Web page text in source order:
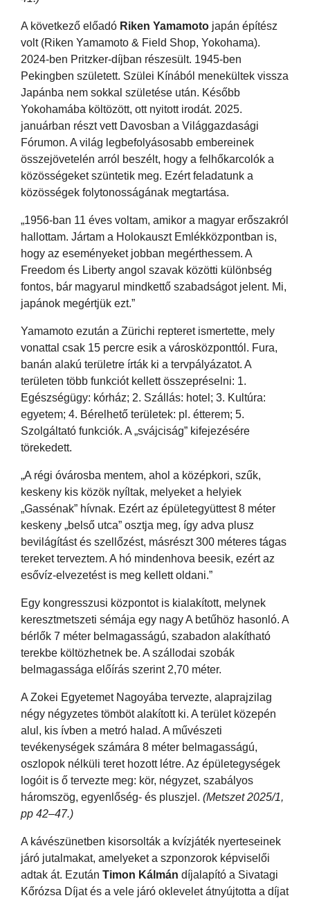
A következő előadó Riken Yamamoto japán építész
volt (Riken Yamamoto & Field Shop, Yokohama).
2024-ben Pritzker-díjban részesült. 1945-ben
Pekingben született. Szülei Kínából menekültek vissza
Japánba nem sokkal születése után. Később
Yokohamába költözött, ott nyitott irodát. 2025.
januárban részt vett Davosban a Világgazdasági
Fórumon. A világ legbefolyásosabb embereinek
összejövetelén arról beszélt, hogy a felhőkarcolók a
közösségeket szüntetik meg. Ezért feladatunk a
közösségek folytonosságának megtartása.
„1956-ban 11 éves voltam, amikor a magyar erőszakról
hallottam. Jártam a Holokauszt Emlékközpontban is,
hogy az eseményeket jobban megérthessem. A
Freedom és Liberty angol szavak közötti különbség
fontos, bár magyarul mindkettő szabadságot jelent. Mi,
japánok megértjük ezt.”
Yamamoto ezután a Zürichi repteret ismertette, mely
vonattal csak 15 percre esik a városközponttól. Fura,
banán alakú területre írták ki a tervpályázatot. A
területen több funkciót kellett összepréselni: 1.
Egészségügy: kórház; 2. Szállás: hotel; 3. Kultúra:
egyetem; 4. Bérelhető területek: pl. étterem; 5.
Szolgáltató funkciók. A „svájciság” kifejezésére
törekedett.
„A régi óvárosba mentem, ahol a középkori, szűk,
keskeny kis közök nyíltak, melyeket a helyiek
„Gassénak” hívnak. Ezért az épületegyüttest 8 méter
keskeny „belső utca” osztja meg, így adva plusz
bevilágítást és szellőzést, másrészt 300 méteres tágas
tereket terveztem. A hó mindenhova beesik, ezért az
esővíz-elvezetést is meg kellett oldani.”
Egy kongresszusi központot is kialakított, melynek
keresztmetszeti sémája egy nagy A betűhöz hasonló. A
bérlők 7 méter belmagasságú, szabadon alakítható
terekbe költözhetnek be. A szállodai szobák
belmagassága előírás szerint 2,70 méter.
A Zokei Egyetemet Nagoyába tervezte, alaprajzilag
négy négyzetes tömböt alakított ki. A terület közepén
alul, kis ívben a metró halad. A művészeti
tevékenységek számára 8 méter belmagasságú,
oszlopok nélküli teret hozott létre. Az épületegységek
logóit is ő tervezte meg: kör, négyzet, szabályos
háromszög, egyenlőség- és pluszjel. (Metszet 2025/1,
pp 42–47.)
A kávészünetben kisorsolták a kvízjáték nyerteseinek
járó jutalmakat, amelyeket a szponzorok képviselői
adtak át. Ezután Timon Kálmán díjalapító a Sivatagi
Kőrózsa Díjat és a vele járó oklevelet átnyújtotta a díjat